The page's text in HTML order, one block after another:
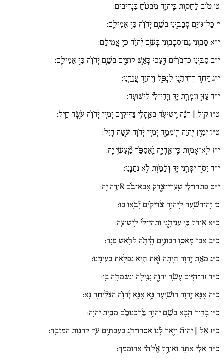
ט׳ ט֗וֹב לַֽחֲס֥וֹת בַּֽיהֹוָ֑ה מִ֜בְּטֹ֗חַ בִּנְדִיבִֽים:
י׳ כָּל־גּוֹיִ֥ם סְבָב֑וּנִי בְּשֵׁ֥ם יְ֜הֹוָ֗ה כִּ֣י אֲמִילַֽם:
י״א סַבּ֥וּנִי גַם־סְבָב֑וּנִי בְּשֵׁ֥ם יְ֜הֹוָ֗ה כִּ֣י אֲמִילַֽם:
י״ב סַבּ֚וּנִי כִדְבֹרִ֗ים דֹּ֖֣עֲכוּ כְּאֵ֣שׁ קוֹצִ֑ים בְּשֵׁ֥ם יְ֜הֹוָ֗ה כִּ֣י אֲמִילַֽם:
י״ג דָּחֹ֣ה דְחִיתַ֣נִי לִנְפֹּ֑ל וַ֖יהֹוָ֣ה עֲזָרָֽנִי:
י״ד עָזִּ֣י וְזִמְרָ֣ת יָ֑הּ וַֽיְהִי־לִ֜֗י לִֽישׁוּעָֽה:
ט״ו ק֚וֹל | רִנָּ֬ה וִֽישׁוּעָ֗ה בְּאָֽהֳלֵ֥י צַדִּיקִ֑ים יְמִ֥ין יְ֜הֹוָ֗ה עֹ֣שָׂה חָֽיִל:
ט״ז יְמִ֣ין יְ֖הֹוָה רֽוֹמֵמָ֑ה יְמִ֥ין יְ֜הֹוָה עֹ֣שָׂה חָֽיִל:
י״ז לֹֽא־אָמ֥וּת כִּֽי־אֶֽחְיֶ֑ה וַֽ֜אֲסַפֵּ֗ר מַֽ֘עֲשֵׂ֥י יָֽהּ:
י״ח יַסֹּ֣ר יִסְּרַ֣נִּי יָּ֑הּ וְ֜לַמָּ֗וֶת לֹ֣א נְתָנָֽנִי:
י״ט פִּתְחוּ־לִ֥י שַֽׁעֲרֵי־צֶ֑דֶק אָֽבֹא־בָ֜֗ם א֘וֹדֶ֥ה יָֽהּ:
כ׳ זֶֽה־הַשַּׁ֥עַר לַֽיהֹוָ֑ה צַ֜דִּיקִ֗ים יָ֘בֹ֥אוּ בֽוֹ:
כ״א א֣וֹדְךָ כִּ֥י עֲנִיתָ֑נִי וַתְּהִי־לִ֜֗י לִֽישׁוּעָֽה:
כ״ב אֶבֶן מָֽאֲס֣וּ הַבּוֹנִ֑ים הָֽ֜יְתָ֗ה לְרֹ֣אשׁ פִּנָּֽה:
כ״ג מֵאֵ֣ת יְ֖הֹוָה הָ֥יְתָה זֹּ֑את הִ֖יא נִפְלָ֣את בְּעֵינֵֽינוּ:
כ״ד זֶֽה־הַ֖יּוֹם עָשָׂ֣ה יְהֹוָ֑ה נָגִ֖ילָה וְנִשְׂמְחָ֣ה בֽוֹ:
כ״ה אָֽנָּ֣א יְ֖הֹוָה הוֹשִׁ֣יעָה נָּ֑א אָֽנָּ֥א יְ֜הֹוָ֗ה הַצְלִ֘יחָ֥ה נָּֽא:
כ״ו בָּר֣וּךְ הַ֖בָּא בְּשֵׁ֣ם יְהֹוָ֑ה בֵּֽ֜רַכְנוּכֶ֗ם מִבֵּ֥ית יְהֹוָֽה:
כ״ז אֵ֚ל | יְהֹוָה֘ וַיָּ֪אֶר לָ֥֫נוּ אִסְרוּ־חַ֥ג בַּֽעֲבֹתִ֑ים עַ֖ד קַרְנ֣וֹת הַמִּזְבֵּֽחַ:
כ״ח אֵלִ֣י אַתָּ֣ה וְאוֹדֶ֑ךָּ אֱ֜לֹהַ֗י אֲרֽוֹמְמֶֽךָּ: